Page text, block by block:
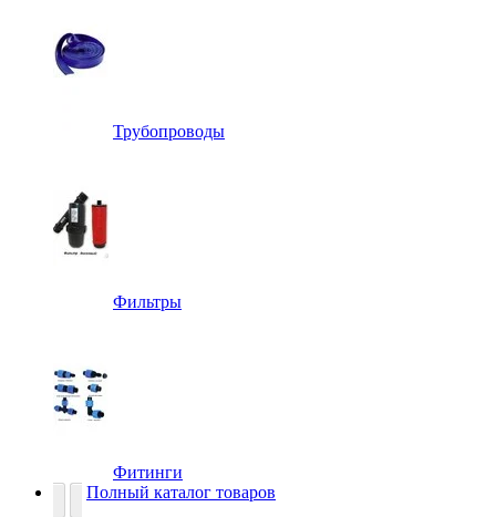
Трубопроводы
Фильтры
Фитинги
Полный каталог товаров